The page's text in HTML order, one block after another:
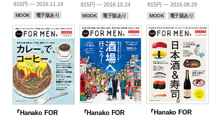
815円 — 2016.11.19
MOOK 電子版あり
815円 — 2016.10.24
MOOK 電子版あり
815円 — 2016.08.29
MOOK 電子版あり
『Hanako FOR
『Hanako FOR
『Hanako FOR